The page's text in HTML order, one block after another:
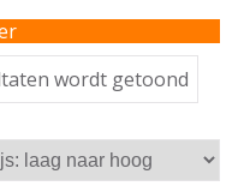
wordt getoond
op
prijs:
laag